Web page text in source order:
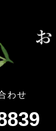
わせ